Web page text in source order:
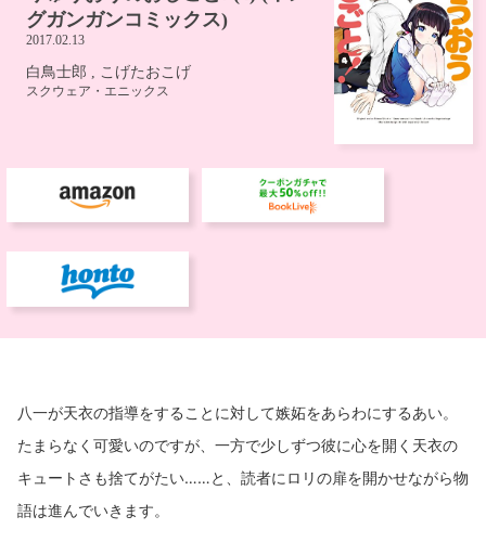
八一が天衣の指導をすることに対して嫉妬をあらわにするあい。
たまらなく可愛いのですが、一方で少しずつ彼に心を開く天衣の
キュートさも捨てがたい……と、読者にロリの扉を開かせながら物
語は進んでいきます。